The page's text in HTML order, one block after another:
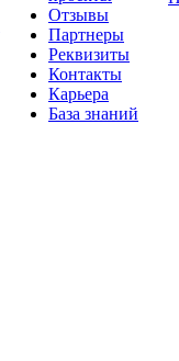
Отзывы
Партнеры
Реквизиты
Контакты
Карьера
База знаний